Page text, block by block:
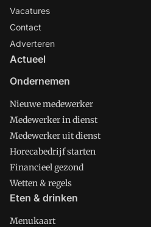
Vacatures
Contact
Adverteren
Actueel
Ondernemen
Nieuwe medewerker
Medewerker in dienst
Medewerker uit dienst
Horecabedrijf starten
Financieel gezond
Wetten & regels
Eten & drinken
Menukaart